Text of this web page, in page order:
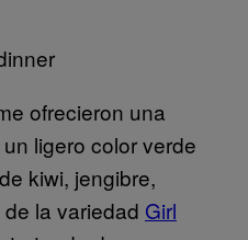
ofrecieron una
ligero color verde
kiwi, jengibre,
la variedad Girl